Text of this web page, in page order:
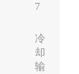
7
冷
却
输